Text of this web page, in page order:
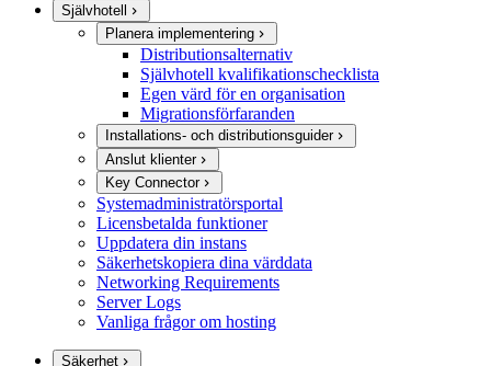
Självhotell
Planera implementering
Distributionsalternativ
Självhotell kvalifikationschecklista
Egen värd för en organisation
Migrationsförfaranden
Installations- och distributionsguider
Anslut klienter
Key Connector
Systemadministratörsportal
Licensbetalda funktioner
Uppdatera din instans
Säkerhetskopiera dina värddata
Networking Requirements
Server Logs
Vanliga frågor om hosting
Säkerhet